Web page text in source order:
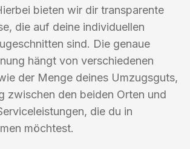
bieten wir dir transparente
die auf deine individuellen
sind. Die genaue
hängt von verschiedenen
der Menge deines Umzugsguts,
zwischen den beiden Orten und
die du in
möchtest.